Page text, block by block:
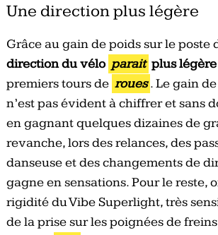
Une direction plus légère
Grâce au gain de poids sur le poste
direction du vélo parait plus légère
premiers tours de roues . Le gain
n’est pas évident à chiffrer et sans
en gagnant quelques dizaines de
revanche, lors des relances, des
danseuse et des changements de
gagne en sensations. Pour le reste,
rigidité du Vibe Superlight, très
de la prise sur les poignées de